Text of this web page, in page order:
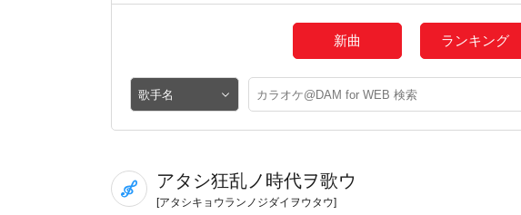
新曲 ランキング
アタシ狂乱ノ時代ヲ歌ウ
[アタシキョウランノジダイヲウタウ]